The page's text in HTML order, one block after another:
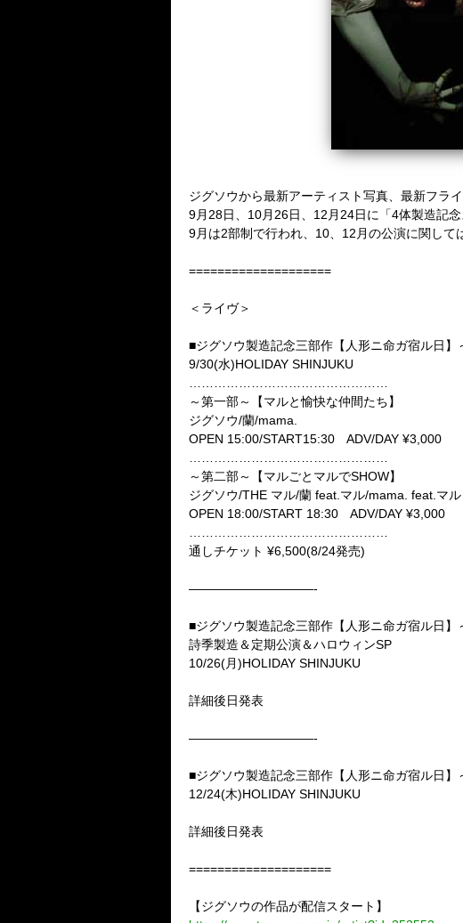
ジグソウから最新アーティスト写真、最新フライ
9月28日、10月26日、12月24日に「4体製造記念
9月は2部制で行われ、10、12月の公演に関して
====================
＜ライヴ＞
■ジグソウ製造記念三部作【人形ニ命ガ宿ル日】
9/30(水)HOLIDAY SHINJUKU
～第一部～【マルと愉快な仲間たち】
ジグソウ/蘭/mama.
OPEN 15:00/START15:30 ADV/DAY ¥3,000
～第二部～【マルごとマルでSHOW】
ジグソウ/THE マル/蘭 feat.マル/mama. feat.マル
OPEN 18:00/START 18:30 ADV/DAY ¥3,000
通しチケット ¥6,500(8/24発売)
——————————-
■ジグソウ製造記念三部作【人形ニ命ガ宿ル日】
詩季製造＆定期公演＆ハロウィンSP
10/26(月)HOLIDAY SHINJUKU
詳細後日発表
——————————-
■ジグソウ製造記念三部作【人形ニ命ガ宿ル日】
12/24(木)HOLIDAY SHINJUKU
詳細後日発表
====================
【ジグソウの作品が配信スタート】